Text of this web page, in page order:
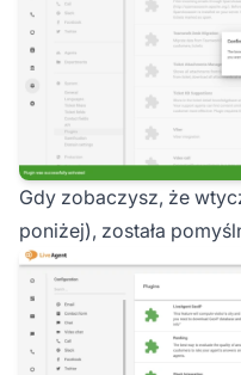
Gdy zobaczysz, że
poniżej), została